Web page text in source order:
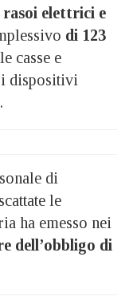
rasoi elettrici e
di 123
casse e
dispositivi
di
le
ha emesso nei
dell’obbligo di